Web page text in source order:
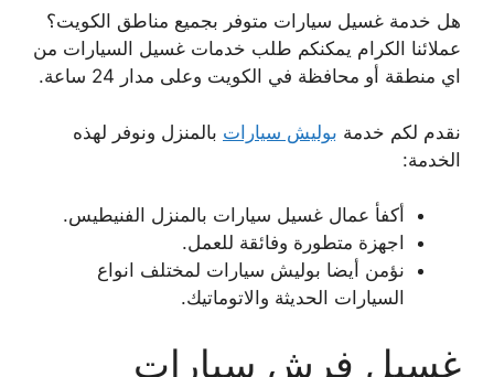
هل خدمة غسيل سيارات متوفر بجميع مناطق الكويت؟
عملائنا الكرام يمكنكم طلب خدمات غسيل السيارات من
اي منطقة أو محافظة في الكويت وعلى مدار 24 ساعة.
نقدم لكم خدمة بوليش سيارات بالمنزل ونوفر لهذه
الخدمة:
أكفأ عمال غسيل سيارات بالمنزل الفنيطيس.
اجهزة متطورة وفائقة للعمل.
نؤمن أيضا بوليش سيارات لمختلف انواع
السيارات الحديثة والاتوماتيك.
غسيل فرش سيارات